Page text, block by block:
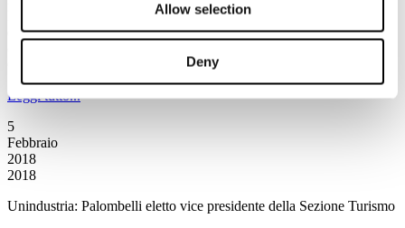
Allow selection
Deny
Bocconi, il convegno “Hotels & Chains 2018. Investimenti, scenari
e strategie” realizzato dal MET, Master in Economia del turismo, in
Leggi tutto...
5
Febbraio
2018
2018
Unindustria: Palombelli eletto vice presidente della Sezione Turismo